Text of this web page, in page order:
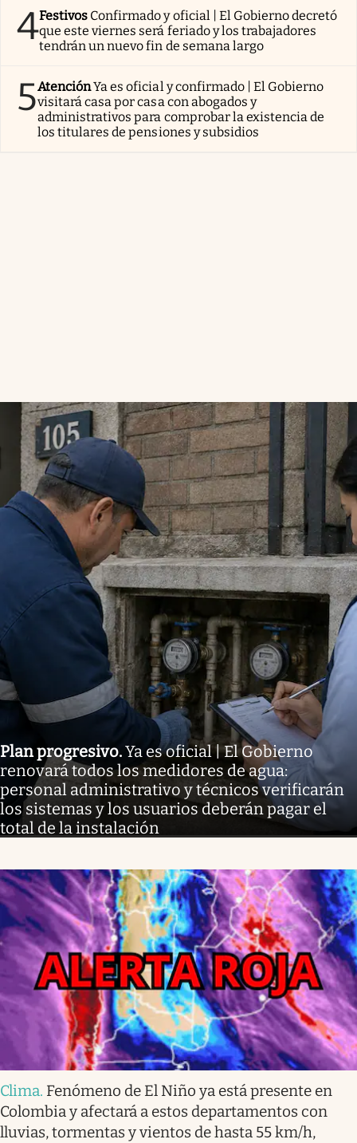
4Festivos Confirmado y oficial | El Gobierno decretó
que este viernes será feriado y los trabajadores
tendrán un nuevo fin de semana largo
5AtenciónYa es oficial y confirmado | El Gobierno
visitará casa por casa con abogados y
administrativos para comprobar la existencia de
los titulares de pensiones y subsidios
Plan progresivo.Ya es oficial | El Gobierno
renovará todos los medidores de agua:
personal administrativo y técnicos verificarán
los sistemas y los usuarios deberán pagar el
total de la instalación
Clima. Fenómeno de El Niño ya está presente en
Colombia y afectará a estos departamentos con
lluvias, tormentas y vientos de hasta 55 km/h,